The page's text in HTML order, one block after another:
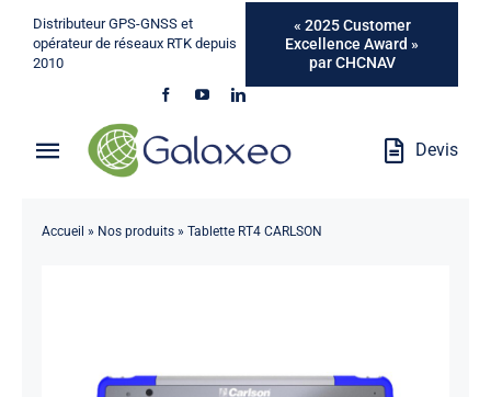
Passer
contenu
Distributeur GPS-GNSS et
opérateur de réseaux RTK depuis
2010
« 2025 Customer
Excellence Award »
par CHCNAV
Toggle
Devis
Accueil » Nos produits» Tablette RT4 CARLSON